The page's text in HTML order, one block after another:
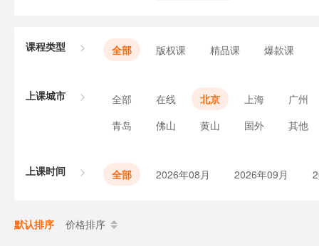
课程类型 全部 版权课 精品课 爆款课
上课城市 全部 在线 北京 上海
广州
青岛
佛山 黄山 国外 其他
上课时间 全部 2026年08月 2026年09月
默认排序 价格排序